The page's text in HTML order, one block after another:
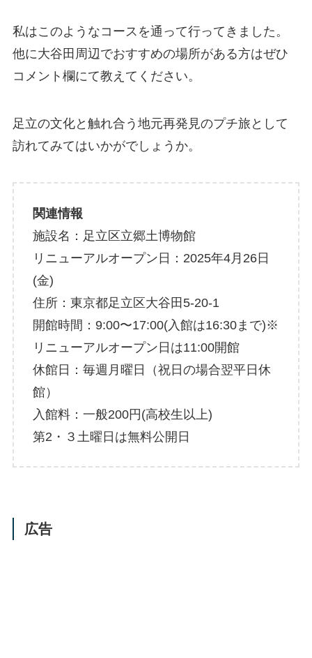
私はこのようなコースを通って行ってきました。
他に大谷田周辺でおすすめの場所がある方はぜひ
コメント欄にて教えてください。
足立の文化と触れ合う地元再発見のプチ旅として
訪れてみてはいかがでしょうか。
関連情報
施設名：足立区立郷土博物館
リニューアルオープン日：2025年4月26日
(金)
住所：東京都足立区大谷田5-20-1
開館時間：9:00〜17:00(入館は16:30まで)※
リニューアルオープン日は11:00開館
休館日：毎週月曜日（祝日の場合翌平日休
館）
入館料：一般200円(高校生以上)
第2・３土曜日は無料公開日
広告